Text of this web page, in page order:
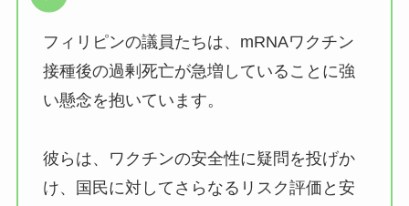
フィリピンの議員たちは、mRNAワクチン
接種後の過剰死亡が急増していることに強
い懸念を抱いています。
彼らは、ワクチンの安全性に疑問を投げか
け、国民に対してさらなるリスク評価と安